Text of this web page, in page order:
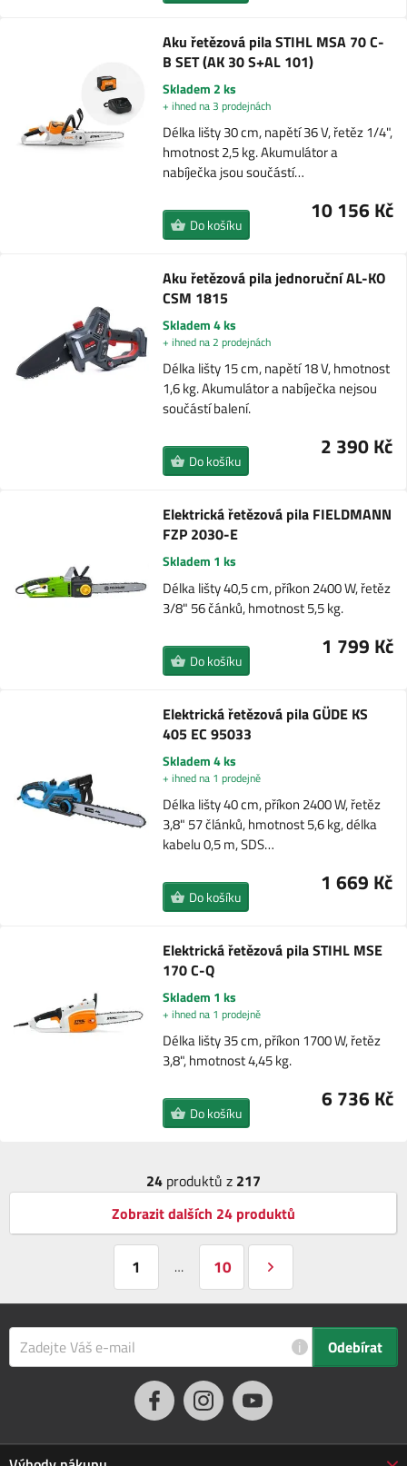
Aku řetězová pila STIHL MSA 70 C-
B SET (AK 30 S+AL 101)
Skladem 2 ks
+ ihned na 3 prodejnách
Délka lišty 30 cm, napětí 36 V, řetěz 1/4",
hmotnost 2,5 kg. Akumulátor a
nabíječka jsou součástí…
10 156 Kč
Do košíku
Aku řetězová pila jednoruční AL-KO
CSM 1815
Skladem 4 ks
+ ihned na 2 prodejnách
Délka lišty 15 cm, napětí 18 V, hmotnost
1,6 kg. Akumulátor a nabíječka nejsou
součástí balení.
2 390 Kč
Do košíku
Elektrická řetězová pila FIELDMANN
FZP 2030-E
Skladem 1 ks
Délka lišty 40,5 cm, příkon 2400 W, řetěz
3/8" 56 čánků, hmotnost 5,5 kg.
1 799 Kč
Do košíku
Elektrická řetězová pila GÜDE KS
405 EC 95033
Skladem 4 ks
+ ihned na 1 prodejně
Délka lišty 40 cm, příkon 2400 W, řetěz
3,8" 57 článků, hmotnost 5,6 kg, délka
kabelu 0,5 m, SDS…
1 669 Kč
Do košíku
Elektrická řetězová pila STIHL MSE
170 C-Q
Skladem 1 ks
+ ihned na 1 prodejně
Délka lišty 35 cm, příkon 1700 W, řetěz
3,8", hmotnost 4,45 kg.
6 736 Kč
Do košíku
24 produktů z 217
Zobrazit dalších 24 produktů
1 … 10
i Odebírat